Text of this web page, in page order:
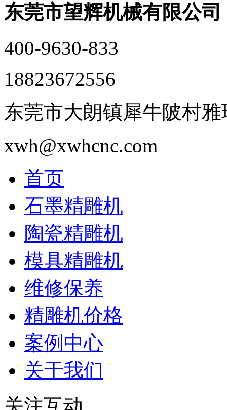
东莞市望辉机械有限公司
400-9630-833
18823672556
东莞市大朗镇犀牛陂村雅
xwh@xwhcnc.com
首页
石墨精雕机
陶瓷精雕机
模具精雕机
维修保养
精雕机价格
案例中心
关于我们
关注互动